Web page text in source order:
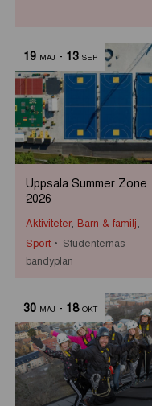
19 MAJ - 13 SEP
Uppsala Summer Zone
2026
Aktiviteter, Barn & familj,
Sport
Studenternas
bandyplan
30 MAJ - 18 OKT